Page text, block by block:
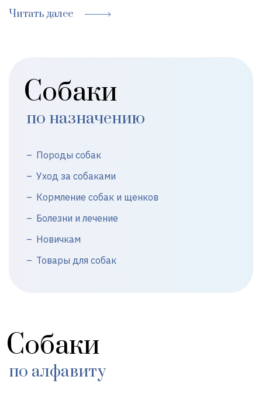
Читать далее
Собаки
по назначению
Породы собак
Уход за собаками
Кормление собак и щенков
Болезни и лечение
Новичкам
Товары для собак
Собаки
по алфавиту